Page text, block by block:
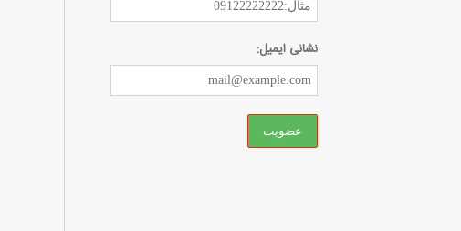
نشانی ایمیل: